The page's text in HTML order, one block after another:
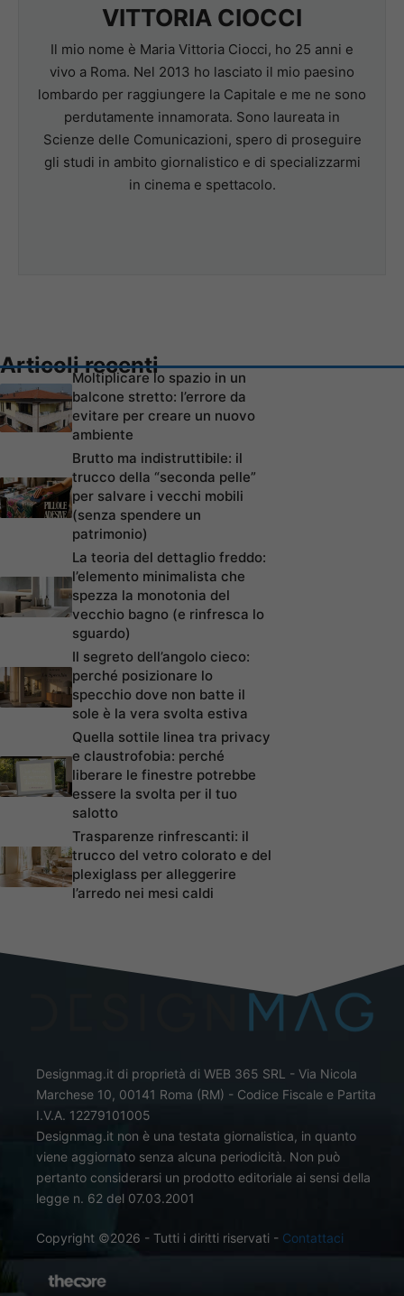
VITTORIA CIOCCI
Il mio nome è Maria Vittoria Ciocci, ho 25 anni e
vivo a Roma. Nel 2013 ho lasciato il mio paesino
lombardo per raggiungere la Capitale e me ne sono
perdutamente innamorata. Sono laureata in
Scienze delle Comunicazioni, spero di proseguire
gli studi in ambito giornalistico e di specializzarmi
in cinema e spettacolo.
Articoli recenti
Moltiplicare lo spazio in un
balcone stretto: l’errore da
evitare per creare un nuovo
ambiente
Brutto ma indistruttibile: il
trucco della “seconda pelle”
per salvare i vecchi mobili
(senza spendere un
patrimonio)
La teoria del dettaglio freddo:
l’elemento minimalista che
spezza la monotonia del
vecchio bagno (e rinfresca lo
sguardo)
Il segreto dell’angolo cieco:
perché posizionare lo
specchio dove non batte il
sole è la vera svolta estiva
Quella sottile linea tra privacy
e claustrofobia: perché
liberare le finestre potrebbe
essere la svolta per il tuo
salotto
Trasparenze rinfrescanti: il
trucco del vetro colorato e del
plexiglass per alleggerire
l’arredo nei mesi caldi
Designmag.it di proprietà di WEB 365 SRL - Via Nicola
Marchese 10, 00141 Roma (RM) - Codice Fiscale e Partita
I.V.A. 12279101005
Designmag.it non è una testata giornalistica, in quanto
viene aggiornato senza alcuna periodicità. Non può
pertanto considerarsi un prodotto editoriale ai sensi della
legge n. 62 del 07.03.2001
Copyright ©2026 - Tutti i diritti riservati - Contattaci